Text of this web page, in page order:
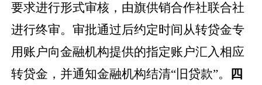
要求进行形式审核，由旗供销合作社联合社
进行终审。审批通过后约定时间从转贷金专
用账户向金融机构提供的指定账户汇入相应
转贷金，并通知金融机构结清“旧贷款”。
四